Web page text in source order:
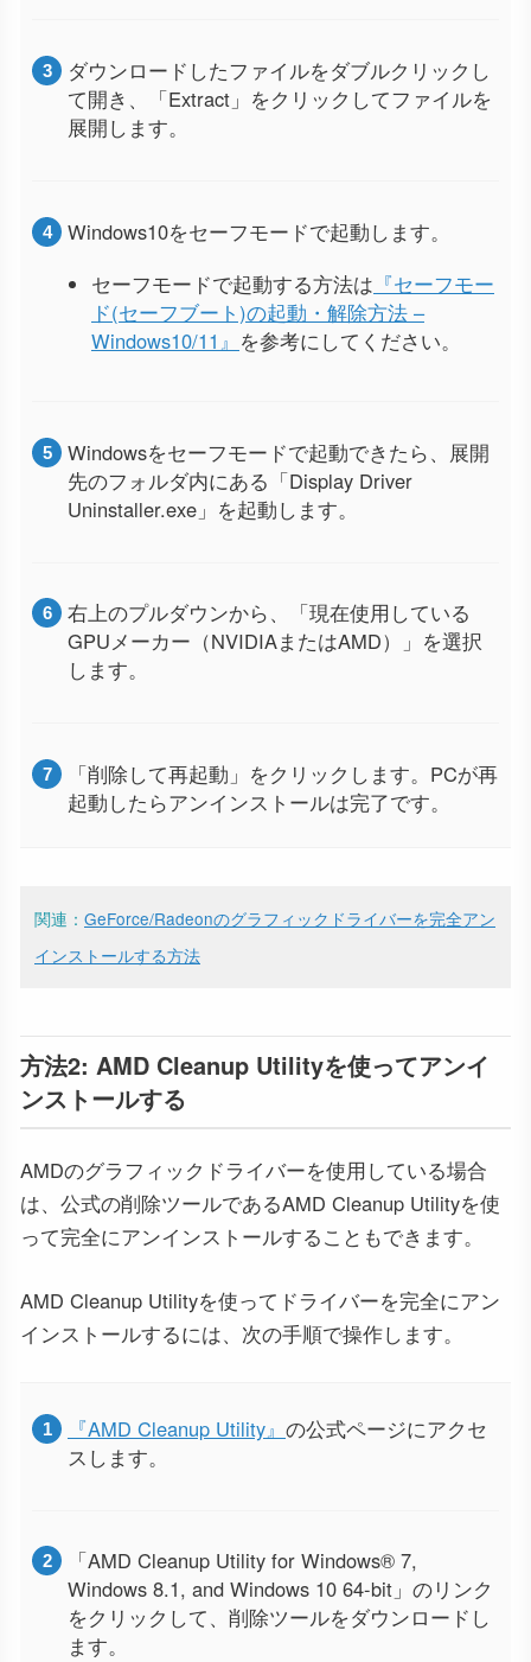
ダウンロードしたファイルをダブルクリックし
て開き、「Extract」をクリックしてファイルを
展開します。
Windows10をセーフモードで起動します。
セーフモードで起動する方法は 『セーフモー
ド(セーフブート)の起動・解除方法 –
Windows10/11』 を参考にしてください。
Windowsをセーフモードで起動できたら、展開
先のフォルダ内にある「Display Driver
Uninstaller.exe」を起動します。
右上のプルダウンから、「現在使用している
GPUメーカー（NVIDIAまたはAMD）」を選択
します。
「削除して再起動」をクリックします。PCが再
起動したらアンインストールは完了です。
関連： GeForce/Radeonのグラフィックドライバーを完全アン
インストールする方法
方法2: AMD Cleanup Utilityを使ってアンイ
ンストールする
AMDのグラフィックドライバーを使用している場合
は、公式の削除ツールであるAMD Cleanup Utilityを使
って完全にアンインストールすることもできます。
AMD Cleanup Utilityを使ってドライバーを完全にアン
インストールするには、次の手順で操作します。
『AMD Cleanup Utility』 の公式ページにアクセ
スします。
「AMD Cleanup Utility for Windows® 7,
Windows 8.1, and Windows 10 64-bit」のリンク
をクリックして、削除ツールをダウンロードし
ます。